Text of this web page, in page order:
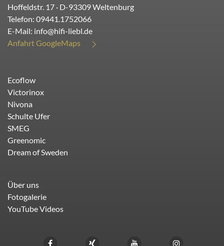
Hoffeldstr. 17 · D-93309Weltenburg
Telefon: 09441.1752066
E-Mail: info@hifi-liebl.de
Anfahrt GoogleMaps
Ecoflow
Victorinox
Nivona
Schulte Ufer
SMEG
Greenomic
Dream of Sweden
Über uns
Fotogalerie
YouTube Videos